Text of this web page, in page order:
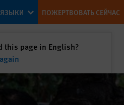
2022
ЯЗЫКИ ПОЖЕРТВОВАТЬ СЕЙЧАС
this page in English?